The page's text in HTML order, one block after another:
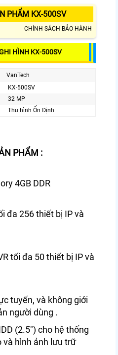
PHẨM KX-500SV
CHÍNH SÁCH BẢO HÀNH
HÌNH KX-500SV
VanTech
KX-500SV
32 MP
Thu hình Ổn Định
PHẨM :
4GB DDR
đa 256 thiết bị IP và
tối đa 50 thiết bị IP và
tuyến, và không giới
người dùng .
(2.5″) cho hệ thống
và hình ảnh lưu trữ